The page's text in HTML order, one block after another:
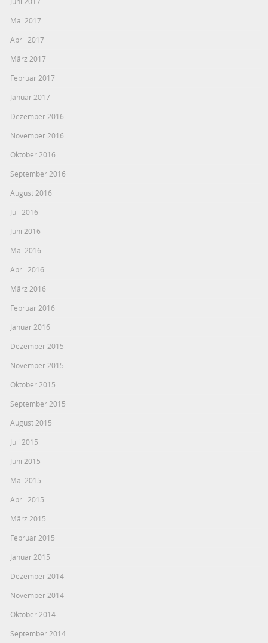
Mai 2017
April 2017
März 2017
Februar 2017
Januar 2017
Dezember 2016
November 2016
Oktober 2016
September 2016
August 2016
Juli 2016
Juni 2016
Mai 2016
April 2016
März 2016
Februar 2016
Januar 2016
Dezember 2015
November 2015
Oktober 2015
September 2015
August 2015
Juli 2015
Juni 2015
Mai 2015
April 2015
März 2015
Februar 2015
Januar 2015
Dezember 2014
November 2014
Oktober 2014
September 2014